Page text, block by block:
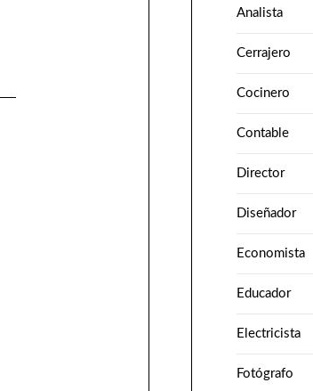
Analista
Cerrajero
Cocinero
Contable
Director
Diseñador
Economista
Educador
Electricista
Fotógrafo